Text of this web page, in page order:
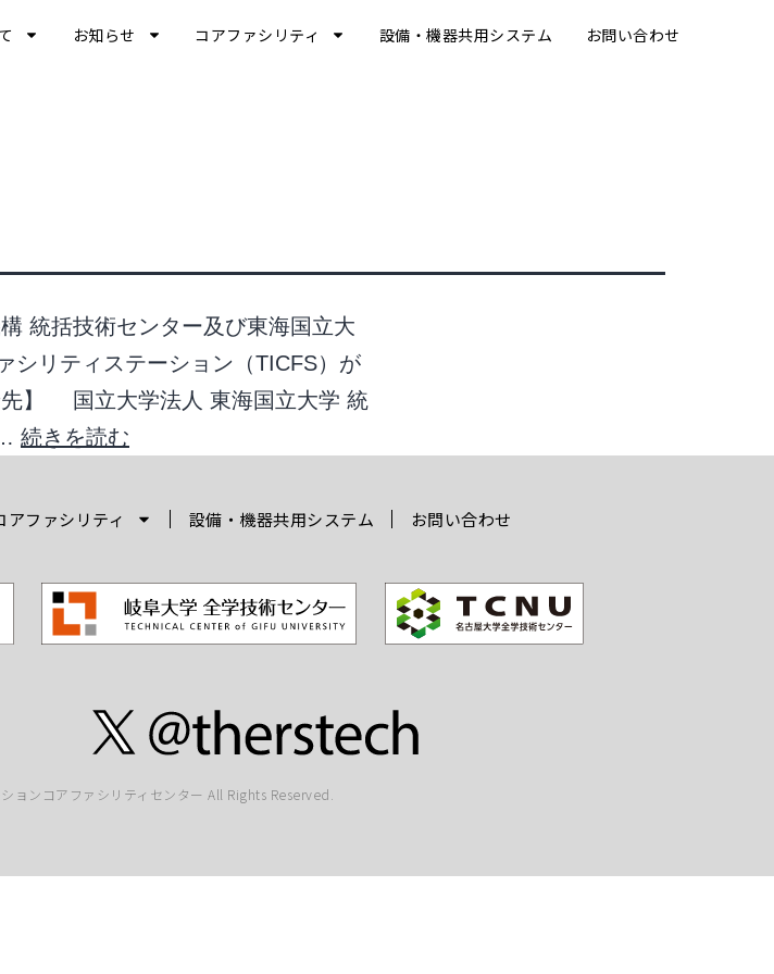
お知らせ コアファシリティ 設備・機器共用システム お問い合わせ
統括技術センター及び東海国立大
シリティステーション（TICFS）が
先】 国立大学法人 東海国立大学 統
続きを読む
アファシリティ 設備・機器共用システム お問い合わせ
ンコアファシリティセンター All Rights Reserved.